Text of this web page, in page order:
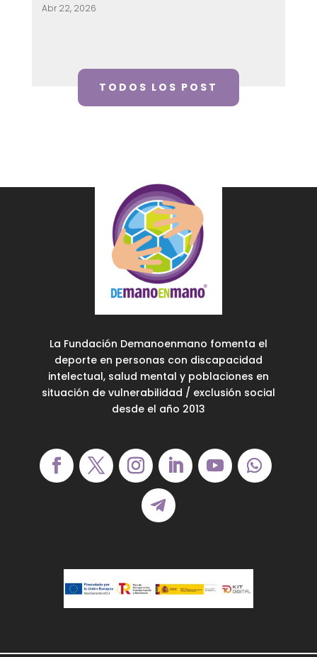
Abr 22, 2026
TODOS LOS POST
La Fundación Demanoenmano fomenta el
deporte en personas con discapacidad
intelectual, salud mental y poblaciones en
situación de vulnerabilidad / exclusión social
desde el año 2013